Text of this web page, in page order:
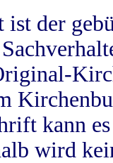
ist der
kann
wird